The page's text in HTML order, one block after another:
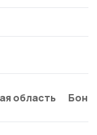
область